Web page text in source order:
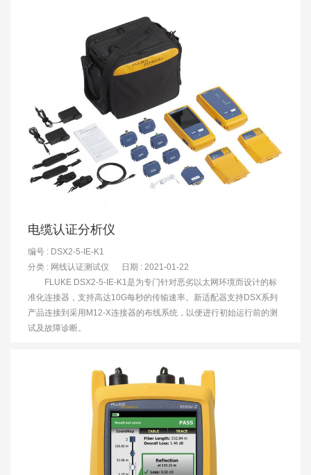
电缆认证分析仪
编号 : DSX2-5-IE-K1
分类 : 网线认证测试仪 日期 : 2021-01-22
FLUKE DSX2-5-IE-K1是为专门针对恶劣以太网环境而设计的标
准化连接器，支持高达10G每秒的传输速率。新适配器支持DSX系列
产品连接到采用M12-X连接器的布线系统，以便进行初始运行前的测
试及故障诊断。